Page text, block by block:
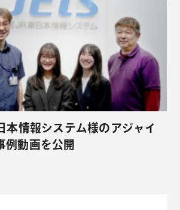
本情報システム様のアジャイ
例動画を公開